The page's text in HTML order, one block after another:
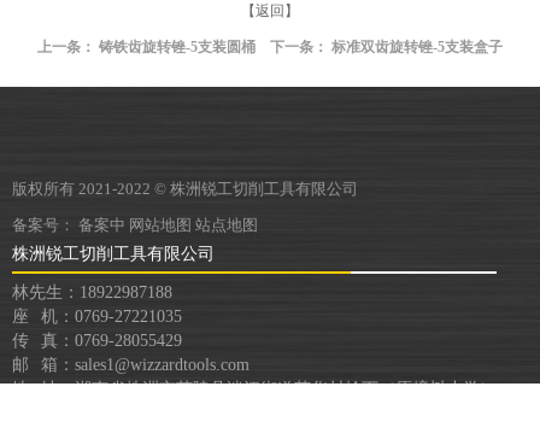
【返回】
上一条： 铸铁齿旋转锉-5支装圆桶 下一条： 标准双齿旋转锉-5支装盒子
版权所有 2021-2022 © 株洲锐工切削工具有限公司
备案号： 备案中 网站地图 站点地图
株洲锐工切削工具有限公司
林先生：18922987188
座 机：0769-27221035
传 真：0769-28055429
邮 箱：sales1@wizzardtools.com
地 址：湖南省株洲市茶陵县洣江街道荣华村岭下（原樟树小学）